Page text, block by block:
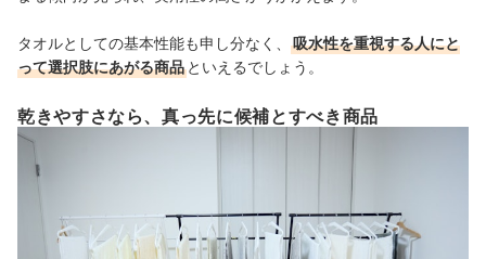
タオルとしての基本性能も申し分なく、
吸水性を重視する人にと
って選択肢にあがる商品 といえるでしょう。
乾きやすさなら、真っ先に候補とすべき商品